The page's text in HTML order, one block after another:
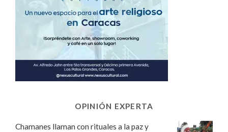
OPINIÓN EXPERTA
Chamanes llaman con rituales a la paz y